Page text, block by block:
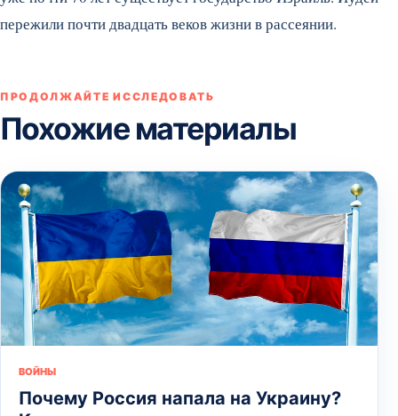
пережили почти двадцать веков жизни в рассеянии.
ПРОДОЛЖАЙТЕ ИССЛЕДОВАТЬ
Похожие материалы
ВОЙНЫ
Почему Россия напала на Украину?